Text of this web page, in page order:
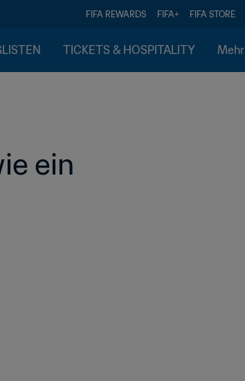
FIFA REWARDS FIFA+ FIFA STORE
TICKETS & HOSPITALITY Mehr
ein